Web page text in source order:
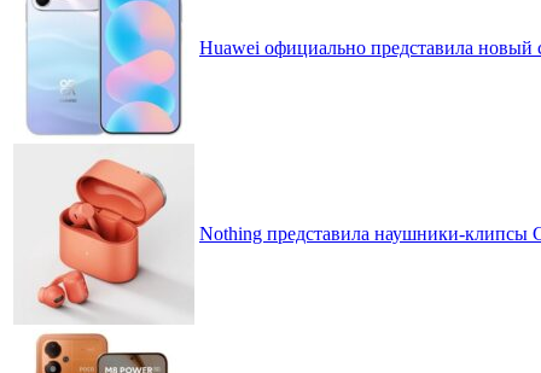
Huawei официально представила
Nothing представила наушники-клипсы